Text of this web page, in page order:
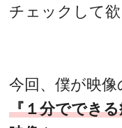
チェックして
今回、僕が映
『１分ででき